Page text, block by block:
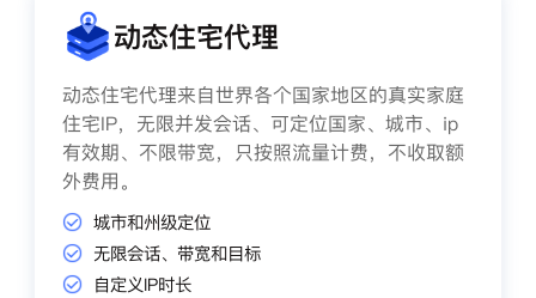
动态住宅代理
动态住宅代理来自世界各个国家地区的真实家庭
住宅IP，无限并发会话、可定位国家、城市、ip
有效期、不限带宽，只按照流量计费，不收取额
外费用。
城市和州级定位
无限会话、带宽和目标
自定义IP时长